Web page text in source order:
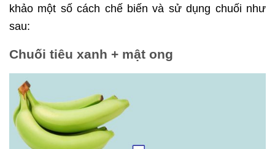
khảo một số cách chế biến và sử dụng chuối như
sau:
Chuối tiêu xanh + mật ong